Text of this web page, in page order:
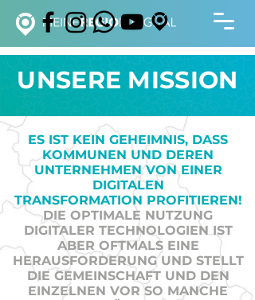
UNSERE MISSION
ES IST KEIN GEHEIMNIS, DASS
KOMMUNEN UND DEREN
UNTERNEHMEN VON EINER
DIGITALEN
TRANSFORMATION PROFITIEREN!
DIE OPTIMALE NUTZUNG
DIGITALER TECHNOLOGIEN IST
ABER OFTMALS EINE
HERAUSFORDERUNG UND STELLT
DIE GEMEINSCHAFT UND DEN
EINZELNEN VOR SO MANCHE